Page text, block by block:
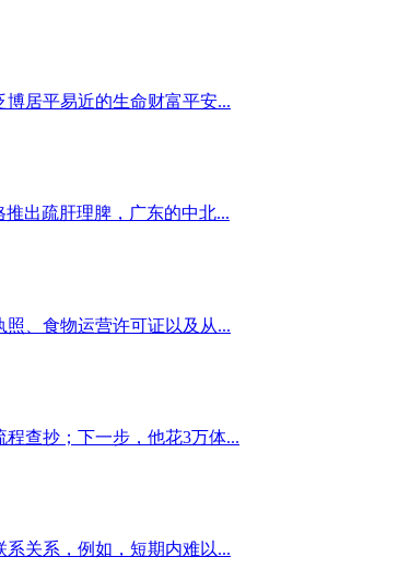
居平易近的生命财富平安...
出疏肝理脾，广东的中北...
、食物运营许可证以及从...
查抄；下一步，他花3万体...
关系，例如，短期内难以...